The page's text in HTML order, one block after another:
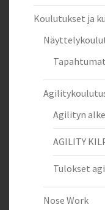
Koulutukset ja
Agilityn
AGILITY
Tulokset
Nose Work